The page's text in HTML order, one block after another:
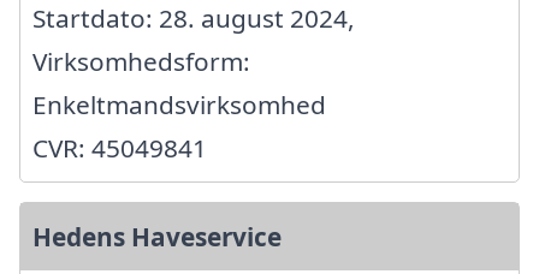
Startdato: 28. august 2024,
Virksomhedsform:
Enkeltmandsvirksomhed
CVR: 45049841
Hedens Haveservice